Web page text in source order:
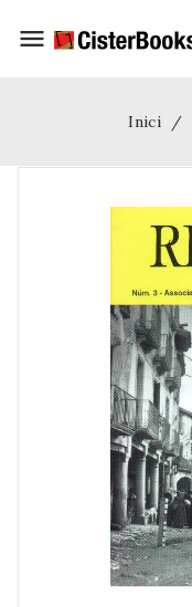
menu
Inici